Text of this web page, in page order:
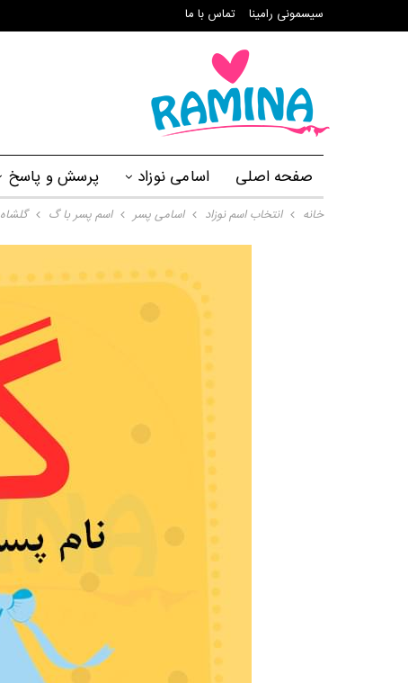
سیسمونی رامینا تماس با ما
صفحه اصلی اسامی نوزاد پرسش و پاسخ
خانه انتخاب اسم نوزاد اسامی پسر اسم پسر با گ گلشاه